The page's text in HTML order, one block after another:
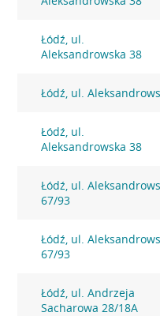
Łódź, ul.
Aleksandrowska 38
Łódź, ul.
Łódź, ul.
Aleksandrowska 38
Łódź, ul.
67/93
Łódź, ul.
67/93
Łódź, ul. Andrzeja
Sacharowa 28/18A